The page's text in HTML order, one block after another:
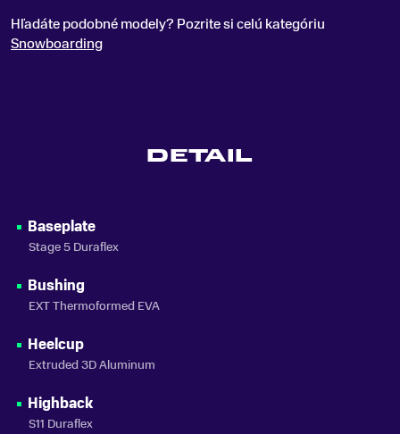
Hľadáte podobné modely? Pozrite si celú kategóriu
Snowboarding
DETAIL
Baseplate
Stage 5 Duraflex
Bushing
EXT Thermoformed EVA
Heelcup
Extruded 3D Aluminum
Highback
S11 Duraflex